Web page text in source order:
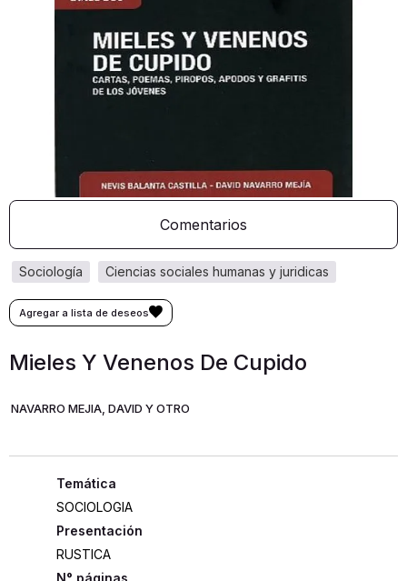
Comentarios
ciencias sociales humanas y juridicas
sociología
Mieles Y Venenos De Cupido
NAVARRO MEJIA, DAVID Y OTRO
SOCIOLOGIA
Presentación
RUSTICA